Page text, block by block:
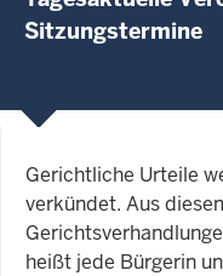
Sitzungstermine
Gerichtliche Urteile
verkündet. Aus
heißt jede Bürgerin